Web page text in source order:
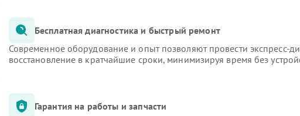
Бесплатная диагностика и быстрый ремонт
Современное оборудование и опыт позволяют провести экспресс-
восстановление в кратчайшие сроки, минимизируя время без
Гарантия на работы и запчасти